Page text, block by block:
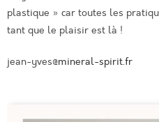
plastique » car toutes les
tant que le plaisir est là !
jean-yves@mineral-spirit.fr